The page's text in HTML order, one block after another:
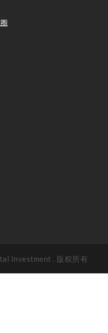
Investment . 版权所有